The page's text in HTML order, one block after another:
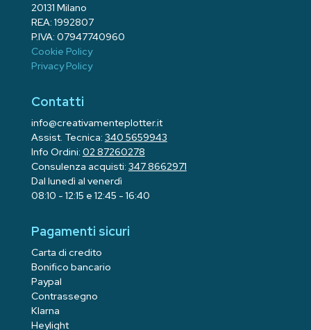
20131 Milano
REA: 1992807
P.IVA: 07947740960
Cookie Policy
Privacy Policy
Contatti
info@creativamenteplotter.it
Assist. Tecnica: 340 5659943
Info Ordini: 02 87260278
Consulenza acquisti: 347 8662971
Dal lunedì al venerdì
08:10 - 12:15 e 12:45 - 16:40
Pagamenti sicuri
Carta di credito
Bonifico bancario
Paypal
Contrassegno
Klarna
Heylight